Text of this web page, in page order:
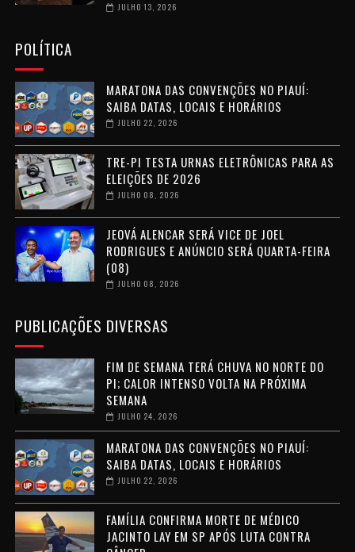
JULHO 13, 2026
POLÍTICA
MARATONA DAS CONVENÇÕES NO PIAUÍ:
SAIBA DATAS, LOCAIS E HORÁRIOS
JULHO 22, 2026
TRE-PI TESTA URNAS ELETRÔNICAS PARA AS
ELEIÇÕES DE 2026
JULHO 08, 2026
JEOVÁ ALENCAR SERÁ VICE DE JOEL
RODRIGUES E ANÚNCIO SERÁ QUARTA-FEIRA
(08)
JULHO 08, 2026
PUBLICAÇÕES DIVERSAS
FIM DE SEMANA TERÁ CHUVA NO NORTE DO
PI; CALOR INTENSO VOLTA NA PRÓXIMA
SEMANA
JULHO 24, 2026
MARATONA DAS CONVENÇÕES NO PIAUÍ:
SAIBA DATAS, LOCAIS E HORÁRIOS
JULHO 22, 2026
FAMÍLIA CONFIRMA MORTE DE MÉDICO
JACINTO LAY EM SP APÓS LUTA CONTRA